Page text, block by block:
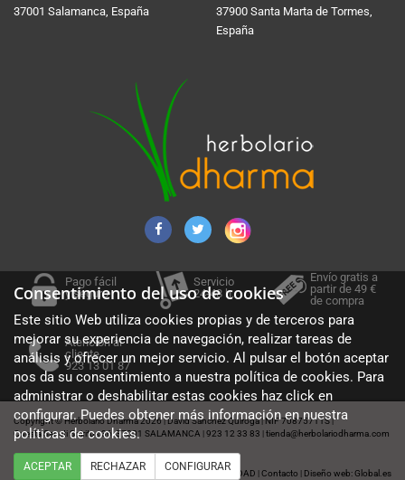
37001 Salamanca, España
37900 Santa Marta de Tormes,
España
Pago fácil
y seguro
Servicio
24-48 h.
Envío gratis a
partir de 49 €
de compra
Atención al
cliente
923 13 01 87
Copyright © Herbolario Dharma 2026 | David Sánchez Quiroga NIF 70875711S |
Cuesta Sancti Spiritus 36, 37001 SALAMANCA 923 12 33 83 tienda@herbolariodharma.com
Política de cookies Aviso legal POLÍTICA DE PRIVACIDAD Contacto Diseño web: Global.es
Consentimiento del uso de cookies
Este sitio Web utiliza cookies propias y de terceros para
mejorar su experiencia de navegación, realizar tareas de
análisis y ofrecer un mejor servicio. Al pulsar el botón aceptar
nos da su consentimiento a nuestra política de cookies. Para
administrar o deshabilitar estas cookies haz click en
configurar. Puedes obtener más información en nuestra
políticas de cookies.
ACEPTAR RECHAZAR CONFIGURAR